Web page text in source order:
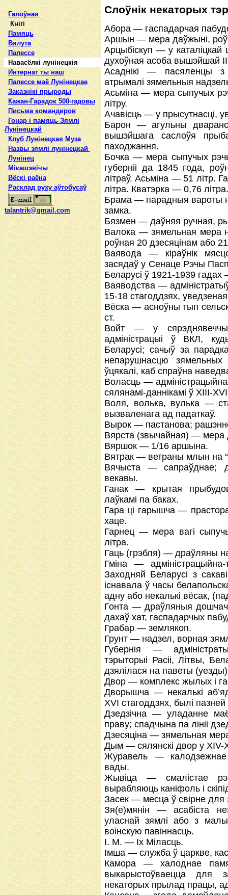
Галоўная
Кнігі
Памяць
Вялута
Палессе
Навасёлкі лунінецкія
Интернат ты наш
Палессе маё Лунінецкае
Заказнікі прыроды
Кажан-Гарадок 500-гадовы
Письма командиров
Гонар і памяць Зямлі
Лунінецкай
Клуб Лунінецкая Муза
Назвы зямлi лунiнецкай
Лунінец
Мікашэвічы
Вёскі раёна
Расклад руху аўтобусаў
talantrik@gmail.com
Слоўнік некаторых
Абора — гаспадарчая
Аршын — мера даўжыні,
Арцыбіскуп — у каталіцкай
духоўная асоба вышэйшай
Асаднікi — пасяленцы з
атрымалі зямельныя
Асьміна — мера сыпучых
літру.
Ачавісць — у прысутнасці,
Барон — агульны
вышэйшага саслоўя
паходжання.
Бочка — мера сыпучых
губерніі да 1845 года,
літраў. Асьміна — 51 літр.
літра. Кватэрка — 0,76 літра.
Брама — парадныя вароты
замка.
Бязмен — даўняя ручная,
Валока — зямельная мера
роўная 20 дзесяцінам або
Ваявода — кіраўнік
засядаў у Сенаце Рэчы
Беларусі ў 1921-1939 гадах
Ваяводства —
15-18 стагоддзях,
Вёска — асноўны тып
ст.
Войт — у сярэднявеччы
адміністрацыі ў ВКЛ,
Беларусі; сачыў за
непарушнасцю
ўцякалі, каб спраўна
Воласць —
сялянамі-даннікамі ў XIII-
Воля, волька, вулька —
вызваленага ад падаткаў.
Вырок — пастанова;
Вярста (звычайная) — мера
Вяршок — 1/16 аршына.
Вятрак — ветраны млын на
Вячыста — сапраўднае;
векавы.
Ганак — крытая
лаўкамі па баках.
Гара ці гарышча —
хаце.
Гарнец — мера вагі
літра.
Гаць (грэбля) — драўляны
Гміна —
Заходняй Беларусі з
існавала ў часы
адну або некалькі вёсак,
Гонта — драўляныя
дахаў хат, гаспадарчых
Грабар — землякоп.
Грунт — надзел, ворная
Губернія —
тэрыторыі Расіі, Літвы,
дзялілася на паветы
Двор — комплекс жылых і
Дворышча — некалькі
XVI стагоддзях, былі
Дзедзічна — уладанне
праву; спадчына па лініі
Дзесяціна — зямельная
Дым — сялянскі двор у ХІV-
Журавель — калодзежнае
вады.
Жывіца — смалістае
вырабляюць каніфоль і
Засек — месца ў свірне для
Зя(е)мянін — асабіста
уласнай зямлі або з
воінскую павіннасць.
І. М. — Іх Міласць.
Імша — служба ў царкве,
Камора — халоднае
выкарыстоўваецца для
некаторых прылад працы,